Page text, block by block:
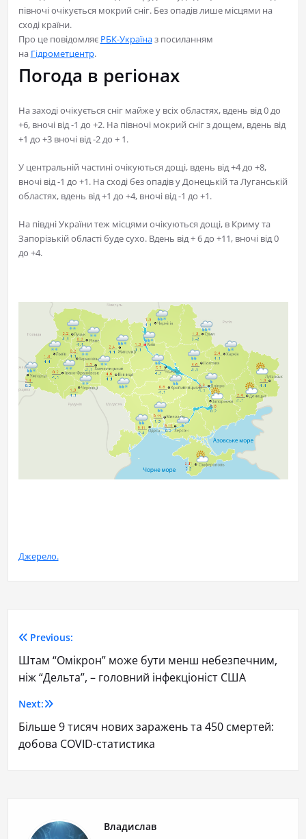
півночі очікується мокрий сніг. Без опадів лише місцями на
сході країни.
Про це повідомляє РБК-Україназ посиланням
на Гідрометцентр.
Погода в регіонах
На заході очікується сніг майже у всіх областях, вдень від 0 до
+6, вночі від -1 до +2. На півночі мокрий сніг з дощем, вдень від
+1 до +3 вночі від -2 до + 1.
У центральній частині очікуються дощі, вдень від +4 до +8,
вночі від -1 до +1. На сході без опадів у Донецькій та Луганській
областях, вдень від +1 до +4, вночі від -1 до +1.
На півдні України теж місцями очікуються дощі, в Криму та
Запорізькій області буде сухо. Вдень від + 6 до +11, вночі від 0
до +4.
Джерело.
Previous:
Штам “Омікрон” може бути менш небезпечним,
ніж “Дельта”, – головний інфекціоніст США
Next:
Більше 9 тисяч нових заражень та 450 смертей:
добова COVID-статистика
Владислав